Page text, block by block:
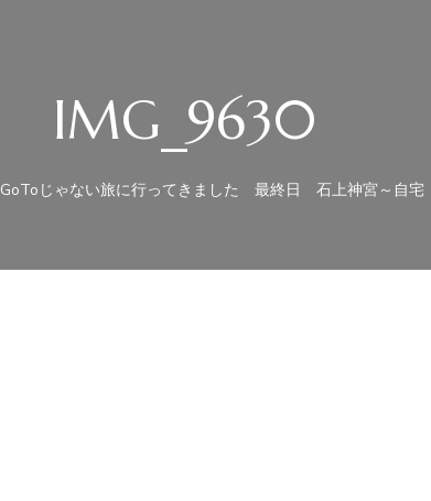
IMG_9630
GoToじゃない旅に行ってきました 最終日 石上神宮～自宅